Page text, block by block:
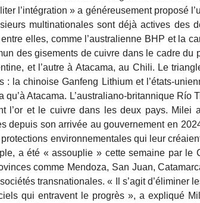
l’intégration » a généreusement proposé
multinationales sont déjà actives des
elles, comme l’australienne BHP et la
des gisements de cuivre dans le cadre du
et l’autre à Atacama, au Chili. Le
: la chinoise Ganfeng Lithium et l’états-
qu’à Atacama. L’australiano-britannique Río
l’or et le cuivre dans les deux pays. Milei
depuis son arrivée au gouvernement en
environnementales qui leur
a été « assouplie » cette semaine par le
comme Mendoza, San Juan,
transnationales. « Il s’agit d’éliminer
qui entravent le progrès », a expliqué